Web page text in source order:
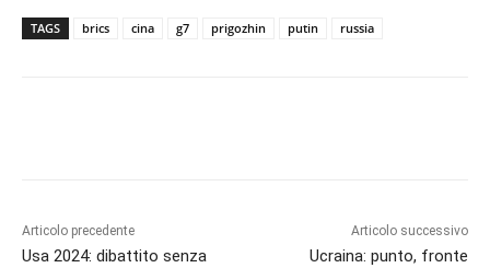
TAGS brics cina g7 prigozhin putin russia
Articolo precedente
Usa 2024: dibattito senza
Articolo successivo
Ucraina: punto, fronte